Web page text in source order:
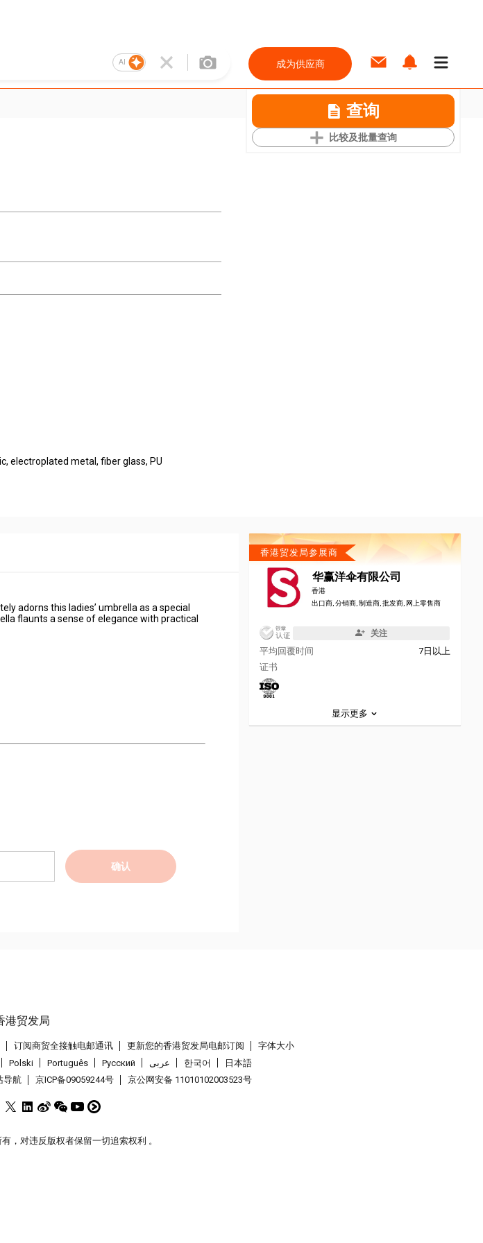
AI 成为供应商
查询
比较及批量查询
electroplated metal, fiber glass, PU
adorns this ladies’ umbrella as a special
flaunts a sense of elegance with practical
确认
香港贸发局参展商
华赢洋伞有限公司
香港
出口商, 分销商, 制造商, 批发商, 网上零售商
关注
平均回覆时间
7日以上
证书
显示更多
订阅商贸全接触电邮通讯 更新您的香港贸发局电邮订阅
字体大小
Polski Português Pусский عربى 한국어
日本語
导航 京ICP备09059244号 京公网安备 11010102003523号
，对违反版权者保留一切追索权利 。